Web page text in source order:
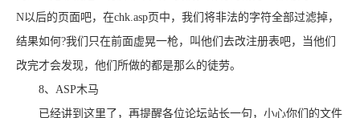
N以后的页面吧，在chk.asp页中，我们将非法的字符全部过滤掉，
结果如何?我们只在前面虚晃一枪，叫他们去改注册表吧，当他们
改完才会发现，他们所做的都是那么的徒劳。
8、ASP木马
已经讲到这里了，再提醒各位论坛站长一句，小心你们的文件